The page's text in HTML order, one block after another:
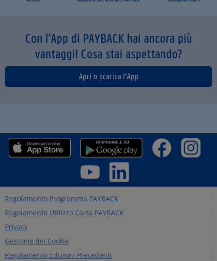
Con l'App di PAYBACK hai ancora più
vantaggi! Cosa stai aspettando?
Apri o scarica l'App
Regolamento Programma PAYBACK
Regolamento Utilizzo Carta PAYBACK
Privacy
Gestione dei Cookie
Regolamento Edizioni Precedenti